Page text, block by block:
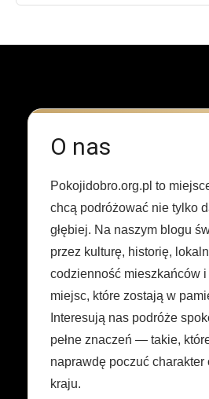
O nas
Pokojidobro.org.pl to
chcą podróżować nie tylko
głębiej. Na naszym blogu
przez kulturę, historię,
codzienność mieszkańców i
miejsc, które zostają w
Interesują nas podróże
pełne znaczeń — takie,
naprawdę poczuć
kraju.